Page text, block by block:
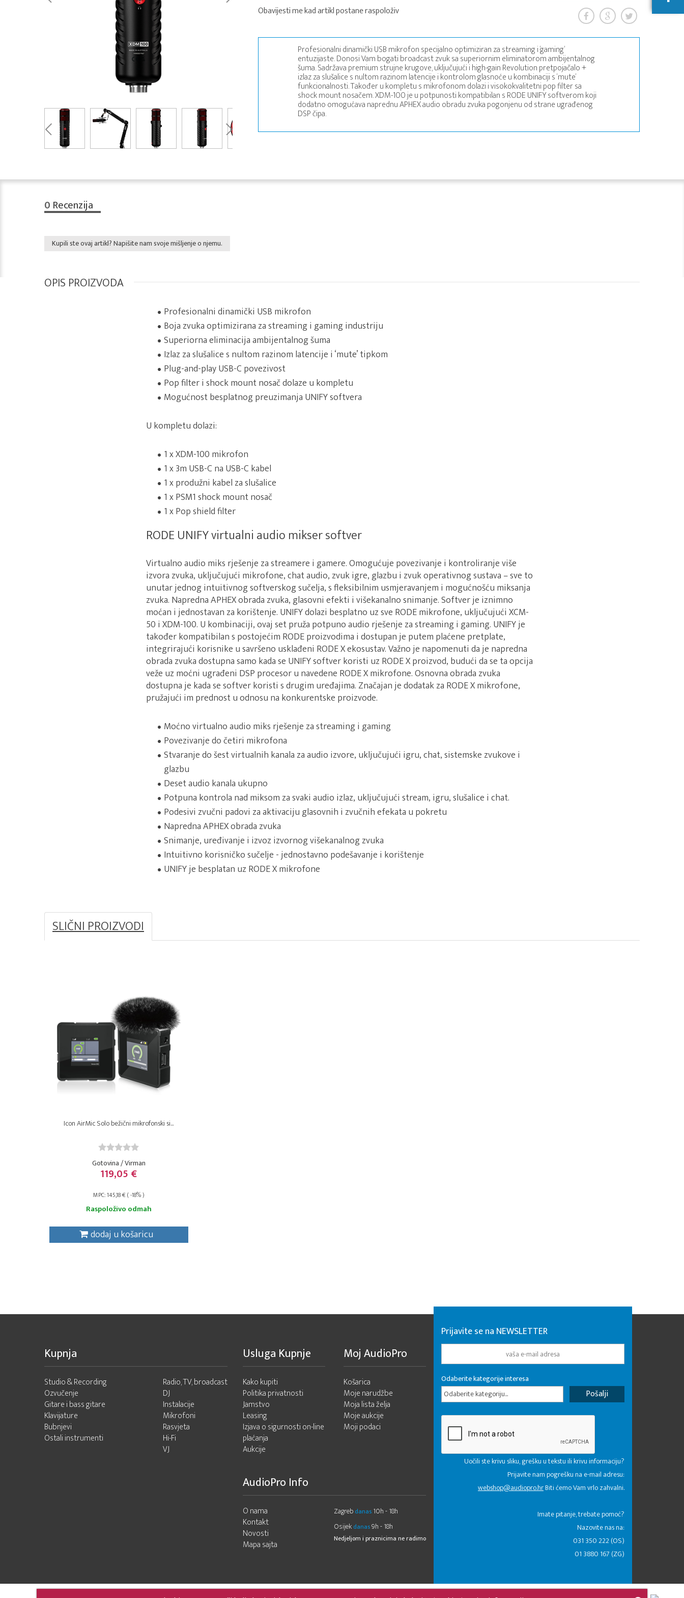
Obavijesti me kad artikl postane raspoloživ
Profesionalni dinamički USB mikrofon specijalno optimiziran za streaming i ‘gaming’
entuzijaste. Donosi Vam bogati broadcast zvuk sa superiornim eliminatorom ambijentalnog
šuma. Sadržava premium strujne krugove, uključujući i high-gain Revolution pretpojačalo +
izlaz za slušalice s nultom razinom latencije i kontrolom glasnoće u kombinaciji s ‘mute’
funkcionalnosti. Također u kompletu s mikrofonom dolazi i visokokvalitetni pop filter sa
shock mount nosačem. XDM-100 je u potpunosti kompatibilan s RODE UNIFY softverom koji
dodatno omogućava naprednu APHEX audio obradu zvuka pogonjenu od strane ugrađenog
DSP čipa.
0 Recenzija
Kupili ste ovaj artikl? Napišite nam svoje mišljenje o njemu.
OPIS PROIZVODA
Profesionalni dinamički USB mikrofon
Boja zvuka optimizirana za streaming i gaming industriju
Superiorna eliminacija ambijentalnog šuma
Izlaz za slušalice s nultom razinom latencije i ‘mute’ tipkom
Plug-and-play USB-C povezivost
Pop filter i shock mount nosač dolaze u kompletu
Mogućnost besplatnog preuzimanja UNIFY softvera
U kompletu dolazi:
1 x XDM-100 mikrofon
1 x 3m USB-C na USB-C kabel
1 x produžni kabel za slušalice
1 x PSM1 shock mount nosač
1 x Pop shield filter
RODE UNIFY virtualni audio mikser softver
Virtualno audio miks rješenje za streamere i gamere. Omogućuje povezivanje i kontroliranje više
izvora zvuka, uključujući mikrofone, chat audio, zvuk igre, glazbu i zvuk operativnog sustava – sve to
unutar jednog intuitivnog softverskog sučelja, s fleksibilnim usmjeravanjem i mogućnošću miksanja
zvuka. Napredna APHEX obrada zvuka, glasovni efekti i višekanalno snimanje. Softver je iznimno
moćan i jednostavan za korištenje. UNIFY dolazi besplatno uz sve RODE mikrofone, uključujući XCM-
50 i XDM-100. U kombinaciji, ovaj set pruža potpuno audio rješenje za streaming i gaming. UNIFY je
također kompatibilan s postojećim RODE proizvodima i dostupan je putem plaćene pretplate,
integrirajući korisnike u savršeno usklađeni RODE X ekosustav. Važno je napomenuti da je napredna
obrada zvuka dostupna samo kada se UNIFY softver koristi uz RODE X proizvod, budući da se ta opcija
veže uz moćni ugrađeni DSP procesor u navedene RODE X mikrofone. Osnovna obrada zvuka
dostupna je kada se softver koristi s drugim uređajima. Značajan je dodatak za RODE X mikrofone,
pružajući im prednost u odnosu na konkurentske proizvode.
Moćno virtualno audio miks rješenje za streaming i gaming
Povezivanje do četiri mikrofona
Stvaranje do šest virtualnih kanala za audio izvore, uključujući igru, chat, sistemske zvukove i
glazbu
Deset audio kanala ukupno
Potpuna kontrola nad miksom za svaki audio izlaz, uključujući stream, igru, slušalice i chat.
Podesivi zvučni padovi za aktivaciju glasovnih i zvučnih efekata u pokretu
Napredna APHEX obrada zvuka
Snimanje, uređivanje i izvoz izvornog višekanalnog zvuka
Intuitivno korisničko sučelje - jednostavno podešavanje i korištenje
UNIFY je besplatan uz RODE X mikrofone
SLIČNI PROIZVODI
Icon AirMic Solo bežični mikrofonski si...
Gotovina / Virman
119,05 €
MPC: 145,18 € ( -18% )
Raspoloživo odmah
dodaj u košaricu
Kupnja
Studio & Recording
Ozvučenje
Gitare i bass gitare
Klavijature
Bubnjevi
Ostali instrumenti
Radio, TV, broadcast
DJ
Instalacije
Mikrofoni
Rasvjeta
Hi-Fi
VJ
Usluga Kupnje
Kako kupiti
Politika privatnosti
Jamstvo
Leasing
Izjava o sigurnosti on-line
plaćanja
Aukcije
Moj AudioPro
Košarica
Moje narudžbe
Moja lista želja
Moje aukcije
Moji podaci
AudioPro Info
O nama
Kontakt
Novosti
Mapa sajta
Zagreb danas 10h - 18h
Osijek danas9h - 18h
Nedjeljom i praznicima ne radimo
Prijavite se na NEWSLETTER
Odaberite kategorije interesa
Odaberite kategoriju...
Uočili ste krivu sliku, grešku u tekstu ili krivu informaciju?
Prijavite nam pogrešku na e-mail adresu:
webshop@audiopro.hrBiti ćemo Vam vrlo zahvalni.
​Imate pitanje, trebate pomoć?
Nazovite nas na:
031 350 222 (OS)
01 3880 167 (ZG)